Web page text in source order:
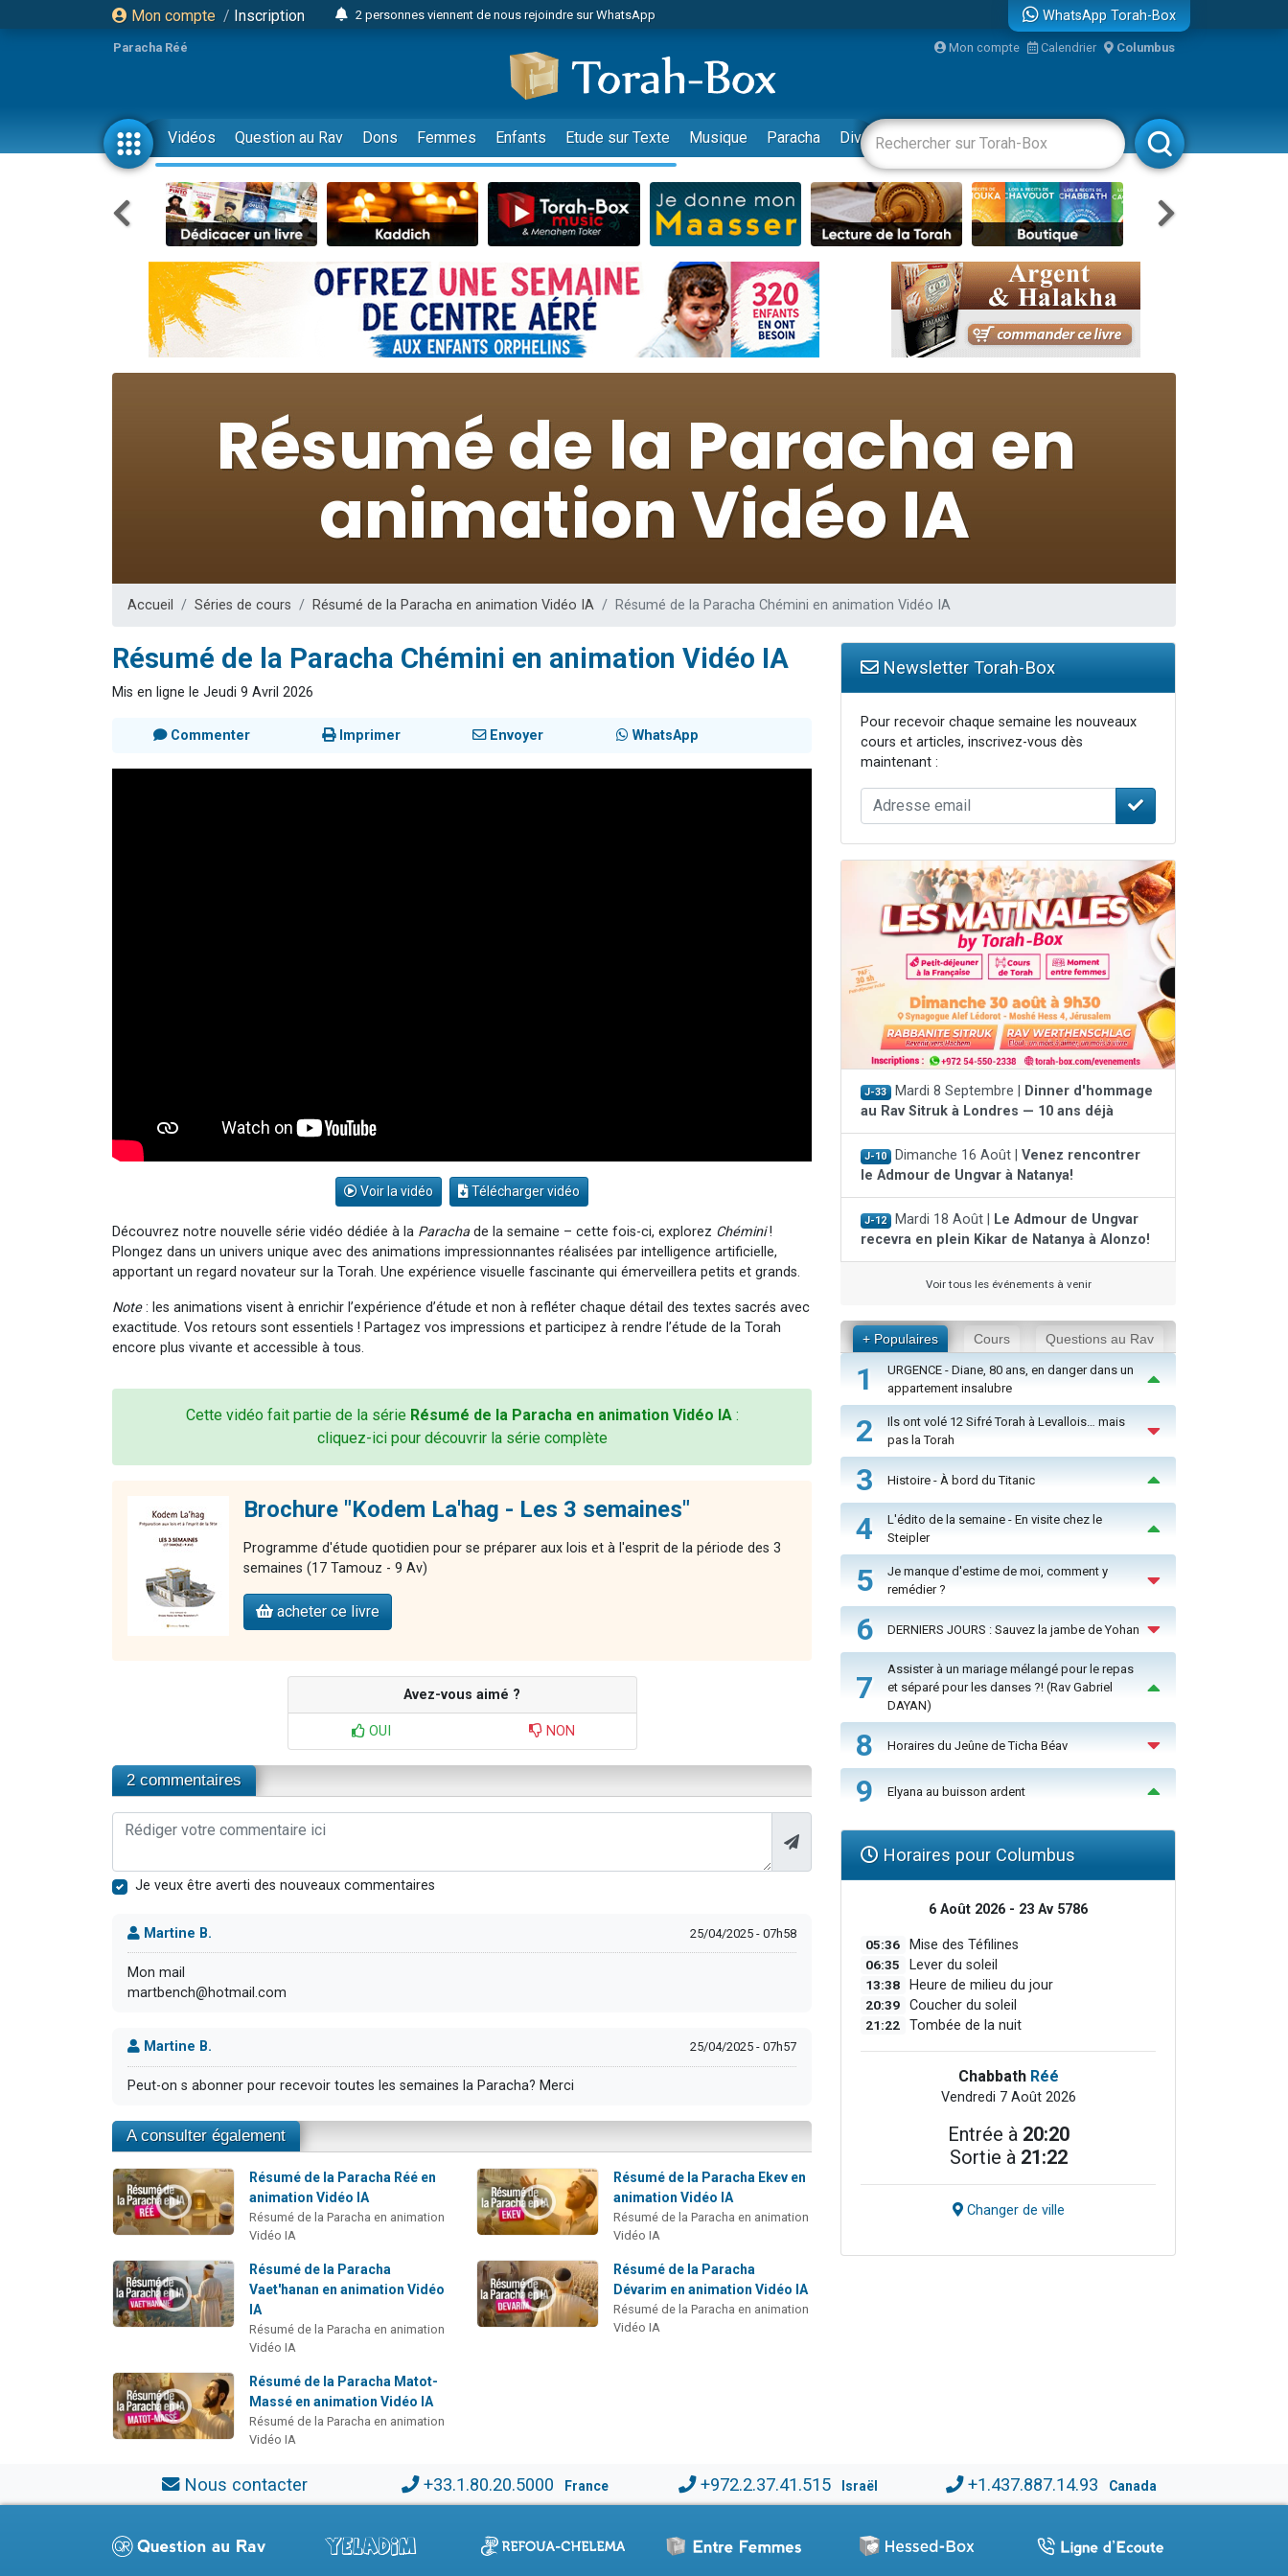
Mon compte / Inscription
13 personnes viennent de demander une bénédiction
30 personnes viennent de faire un don pour Sauvez la jambe de Yohan
Il reste 49 places pour étudier en groupe sur Zoom
3 personnes viennent de nous rejoindre sur WhatsApp
2 personnes viennent de nous rejoindre sur WhatsApp
3 personnes viennent de nous rejoindre sur WhatsApp
2 nouvelles musiques dans Torah-Box Music
8 personnes viennent de faire un don pour Tsédaka : pauvres d'Israel
Nouvelle émission radio : Visions de grandeur n°104 : Le Chabbath et le Birkat Hamazone à travers le temps
61 personnes viennent de demander une bénédiction
Ariel vient de donner son Maasser
Il reste 49 places pour étudier en groupe sur Zoom
6 personnes viennent de faire un don pour 5 enfants déjà orphelins risquent de perdre leur maman
3 personnes viennent de nous rejoindre sur WhatsApp
Odaya vient de donner son Maasser
3 personnes viennent de faire un don pour 5 jours de vacances aux Orphelins
3 personnes viennent de faire un don pour Diane, 80 ans, dans un appartement insalubre
WhatsApp Torah-Box
Paracha Réé Mon compte Calendrier Columbus
Vidéos Question au Rav Dons Femmes Enfants Etude sur Texte Musique Paracha Divertissements Livres Rabbanim
Accueil Séries de cours Résumé de la Paracha en animation Vidéo IA Résumé de la Paracha Chémini en animation Vidéo IA
Résumé de la Paracha Chémini en animation Vidéo IA
Mis en ligne le Jeudi 9 Avril 2026
Commenter Imprimer Envoyer WhatsApp
Voir la vidéo Télécharger vidéo
Découvrez notre nouvelle série vidéo dédiée à la Parachade la semaine – cette fois-ci, explorez Chémini!
Plongez dans un univers unique avec des animations impressionnantes réalisées par intelligence artificielle,
apportant un regard novateur sur la Torah. Une expérience visuelle fascinante qui émerveillera petits et grands.
Note: les animations visent à enrichir l’expérience d’étude et non à refléter chaque détail des textes sacrés avec
exactitude. Vos retours sont essentiels ! Partagez vos impressions et participez à rendre l’étude de la Torah
encore plus vivante et accessible à tous.
Cette vidéo fait partie de la série Résumé de la Paracha en animation Vidéo IA:
cliquez-ici pour découvrir la série complète
Brochure "Kodem La'hag - Les 3 semaines"
Programme d'étude quotidien pour se préparer aux lois et à l'esprit de la période des 3
semaines (17 Tamouz - 9 Av)
acheter ce livre
Avez-vous aimé ?
OUI NON
2 commentaires
Je veux être averti des nouveaux commentaires
Martine B. 25/04/2025 - 07h58
Mon mail
martbench@hotmail.com
Martine B. 25/04/2025 - 07h57
Peut-on s abonner pour recevoir toutes les semaines la Paracha? Merci
A consulter également
Résumé de la Paracha Réé en
animation Vidéo IA
Résumé de la Paracha en animation
Vidéo IA
Résumé de la Paracha Ekev en
animation Vidéo IA
Résumé de la Paracha en animation
Vidéo IA
Résumé de la Paracha
Vaet'hanan en animation Vidéo
IA
Résumé de la Paracha en animation
Vidéo IA
Résumé de la Paracha
Dévarim en animation Vidéo IA
Résumé de la Paracha en animation
Vidéo IA
Résumé de la Paracha Matot-
Massé en animation Vidéo IA
Résumé de la Paracha en animation
Vidéo IA
Newsletter Torah-Box
Pour recevoir chaque semaine les nouveaux
cours et articles, inscrivez-vous dès
maintenant :
J-33 Mardi 8 Septembre |
Dinner d'hommage
au Rav Sitruk à Londres — 10 ans déjà
J-10 Dimanche 16 Août | Venez rencontrer
le Admour de Ungvar à Natanya!
J-12 Mardi 18 Août |
Le Admour de Ungvar
recevra en plein Kikar de Natanya à Alonzo!
Voir tous les événements à venir
+ Populaires Cours Questions au Rav
1
URGENCE - Diane, 80 ans, en danger dans un
appartement insalubre
2
Ils ont volé 12 Sifré Torah à Levallois… mais
pas la Torah
3 Histoire - À bord du Titanic
4
L'édito de la semaine - En visite chez le
Steipler
5
Je manque d'estime de moi, comment y
remédier ?
6 DERNIERS JOURS : Sauvez la jambe de Yohan
7
Assister à un mariage mélangé pour le repas
et séparé pour les danses ?! (Rav Gabriel
DAYAN)
8 Horaires du Jeûne de Ticha Béav
9 Elyana au buisson ardent
Horaires pour Columbus
6 Août 2026 - 23 Av 5786
05:36 Mise des Téfilines
06:35 Lever du soleil
13:38 Heure de milieu du jour
20:39 Coucher du soleil
21:22 Tombée de la nuit
Chabbath Réé
Vendredi 7 Août 2026
Entrée à 20:20
Sortie à 21:22
Changer de ville
Nous contacter +33.1.80.20.5000 France +972.2.37.41.515 Israël +1.437.887.14.93 Canada